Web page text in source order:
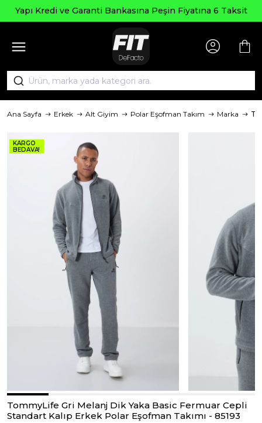
Yapı Kredi ve Garanti Bankasına Peşin Fiyatına 6 Taksit
Ana Sayfa Erkek Alt Giyim Polar Eşofman Takım Marka
KARGO
BEDAVA!
TommyLife Gri Melanj Dik Yaka Basic Fermuar Cepli
Standart Kalıp Erkek Polar Eşofman Takımı - 85193